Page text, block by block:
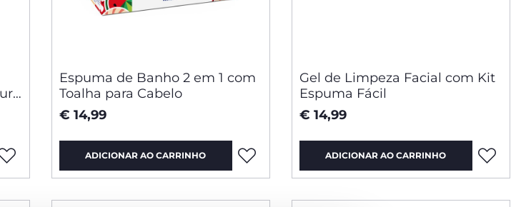
Espuma de Banho 2 em 1 com
Toalha para Cabelo
€ 14,99
ADICIONAR AO CARRINHO
Gel de Limpeza Facial com Kit
Espuma Fácil
€ 14,99
ADICIONAR AO CARRINHO